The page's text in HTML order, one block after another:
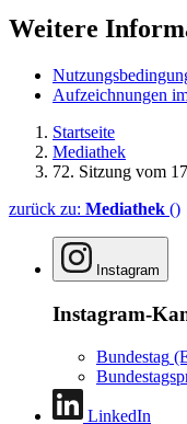
Weitere
Aufzeichnungen
Startseite
Mediathek
72. Sitzung vom
zurück zu: Mediathek ()
Instagram
Instagram-
Bundestag
LinkedIn